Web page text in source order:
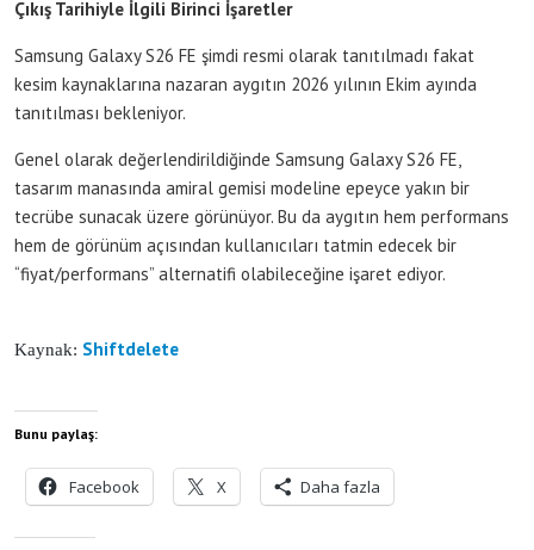
Çıkış Tarihiyle İlgili Birinci İşaretler
Samsung Galaxy S26 FE şimdi resmi olarak tanıtılmadı fakat
kesim kaynaklarına nazaran aygıtın 2026 yılının Ekim ayında
tanıtılması bekleniyor.
Genel olarak değerlendirildiğinde Samsung Galaxy S26 FE,
tasarım manasında amiral gemisi modeline epeyce yakın bir
tecrübe sunacak üzere görünüyor. Bu da aygıtın hem performans
hem de görünüm açısından kullanıcıları tatmin edecek bir
“fiyat/performans” alternatifi olabileceğine işaret ediyor.
Kaynak: Shiftdelete
Bunu paylaş:
Facebook X Daha fazla